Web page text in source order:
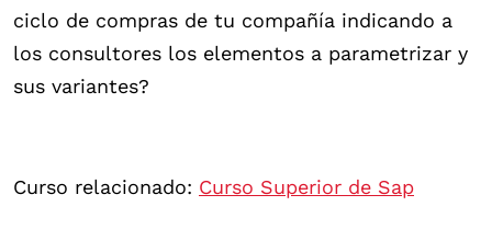
ciclo de compras de tu compañía indicando a
los consultores los elementos a parametrizar y
sus variantes?
Curso relacionado: Curso Superior de Sap